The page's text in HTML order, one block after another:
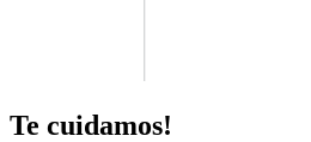
Te cuidamos!